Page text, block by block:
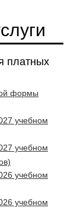
платных
формы
учебном
учебном
учебном
учебном